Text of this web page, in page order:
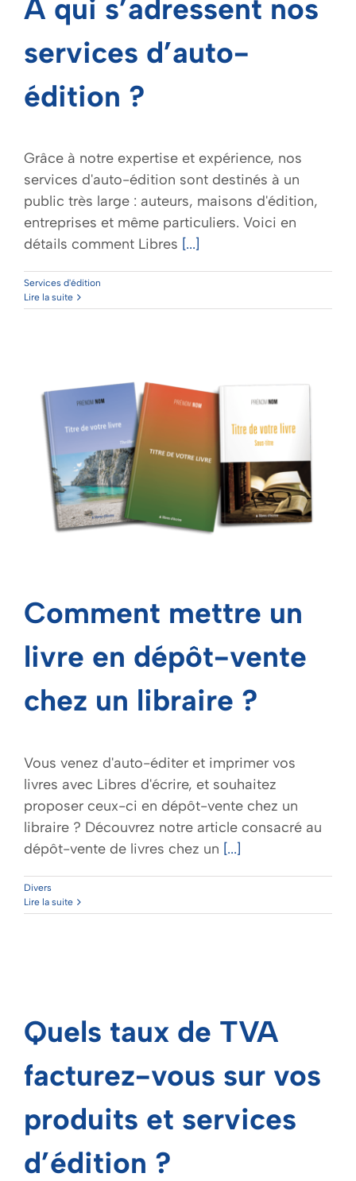
À qui s’adressent nos
services d’auto-
édition ?
Grâce à notre expertise et expérience, nos
services d'auto-édition sont destinés à un
public très large : auteurs, maisons d'édition,
entreprises et même particuliers. Voici en
détails comment Libres [...]
Services d'édition
Lire la suite
Comment mettre un
livre en dépôt-vente
chez un libraire ?
Vous venez d'auto-éditer et imprimer vos
livres avec Libres d'écrire, et souhaitez
proposer ceux-ci en dépôt-vente chez un
libraire ? Découvrez notre article consacré au
dépôt-vente de livres chez un [...]
Divers
Lire la suite
Quels taux de TVA
facturez-vous sur vos
produits et services
d’édition ?